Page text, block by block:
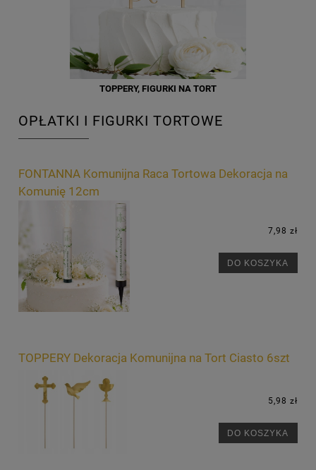
TOPPERY, FIGURKI NA TORT
OPŁATKI I FIGURKI TORTOWE
FONTANNA Komunijna Raca Tortowa Dekoracja na
Komunię 12cm
7,98 zł
DO KOSZYKA
TOPPERY Dekoracja Komunijna na Tort Ciasto 6szt
5,98 zł
DO KOSZYKA